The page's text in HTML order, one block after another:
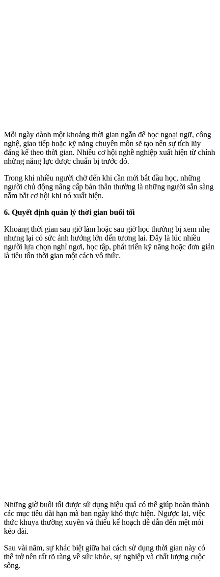
Mỗi ngày dành một khoảng thời gian ngắn để học ngoại ngữ, công
nghệ, giao tiếp hoặc kỹ năng chuyên môn sẽ tạo nên sự tích lũy
đáng kể theo thời gian. Nhiều cơ hội nghề nghiệp xuất hiện từ chính
những năng lực được chuẩn bị trước đó.
Trong khi nhiều người chờ đến khi cần mới bắt đầu học, những
người chủ động nâng cấp bản thân thường là những người sẵn sàng
nắm bắt cơ hội khi nó xuất hiện.
6. Quyết định quản lý thời gian buổi tối
Khoảng thời gian sau giờ làm hoặc sau giờ học thường bị xem nhẹ
nhưng lại có sức ảnh hưởng lớn đến tương lai. Đây là lúc nhiều
người lựa chọn nghỉ ngơi, học tập, phát triển kỹ năng hoặc đơn giản
là tiêu tốn thời gian một cách vô thức.
Những giờ buổi tối được sử dụng hiệu quả có thể giúp hoàn thành
các mục tiêu dài hạn mà ban ngày khó thực hiện. Ngược lại, việc
thức khuya thường xuyên và thiếu kế hoạch dễ dẫn đến mệt mỏi
kéo dài.
Sau vài năm, sự khác biệt giữa hai cách sử dụng thời gian này có
thể trở nên rất rõ ràng về sức khỏe, sự nghiệp và chất lượng cuộc
sống.